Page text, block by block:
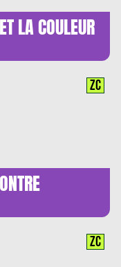
LA COULEUR
LA PERTE
ZC
ZC